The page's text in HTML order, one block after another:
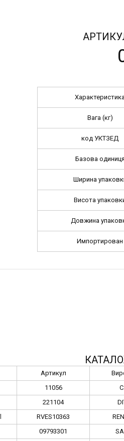
Характеристика
Вага (кг)
код УКТЗЕД
Базова одиниця
Ширина
Висота
Довжина
Импортирован
Артикул
11056
221104
RVES10363
09793301